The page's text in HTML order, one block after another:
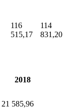
116
515,17
114
831,20
2018
21 585,96